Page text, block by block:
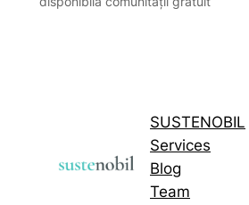
SUSTENOBIL
Services
Blog
Team